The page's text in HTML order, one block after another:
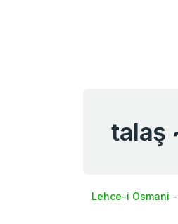
Lehce-i Osmani -